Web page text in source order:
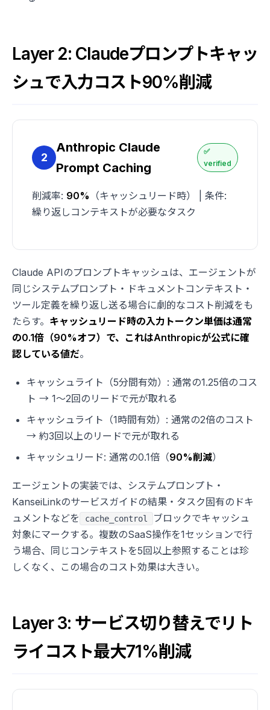
Layer 2: Claudeプロンプトキャッ
シュで入力コスト90%削減
2
Anthropic Claude
Prompt Caching
✅
verified
削減率: 90% （キャッシュリード時） | 条件:
繰り返しコンテキストが必要なタスク
Claude APIのプロンプトキャッシュは、エージェントが
同じシステムプロンプト・ドキュメントコンテキスト・
ツール定義を繰り返し送る場合に劇的なコスト削減をも
たらす。 キャッシュリード時の入力トークン単価は通常
の0.1倍（90%オフ）で、これはAnthropicが公式に確
認している値だ。
キャッシュライト（5分間有効）: 通常の1.25倍のコス
ト → 1〜2回のリードで元が取れる
キャッシュライト（1時間有効）: 通常の2倍のコスト
→ 約3回以上のリードで元が取れる
キャッシュリード: 通常の0.1倍（90%削減）
エージェントの実装では、システムプロンプト・
KanseiLinkのサービスガイドの結果・タスク固有のドキ
ュメントなどを
cache_control
ブロックでキャッシュ
対象にマークする。複数のSaaS操作を1セッションで行
う場合、同じコンテキストを5回以上参照することは珍
しくなく、この場合のコスト効果は大きい。
Layer 3: サービス切り替えでリト
ライコスト最大71%削減